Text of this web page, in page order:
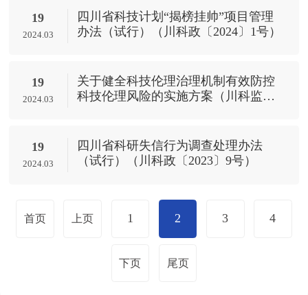
19
2024.03
四川省科技计划“揭榜挂帅”项目管理
办法（试行）（川科政〔2024〕1号）
19
2024.03
关于健全科技伦理治理机制有效防控
科技伦理风险的实施方案（川科监
19
2024.03
四川省科研失信行为调查处理办法
（试行）（川科政〔2023〕9号）
首页 上页 1 2 3 4
下页 尾页